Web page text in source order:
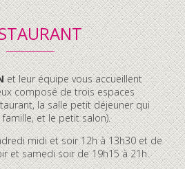
et leur équipe vous accueillent
composé de trois espaces
la salle petit déjeuner qui
et le petit salon).
midi et soir 12h à 13h30 et de
et samedi soir de 19h15 à 21h.